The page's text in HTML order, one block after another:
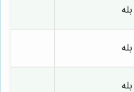
بله
بله
بله